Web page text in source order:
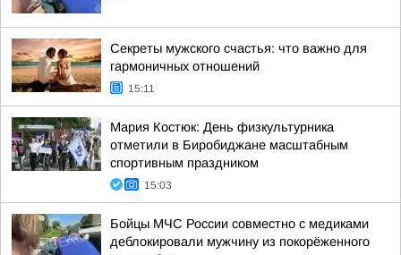
Секреты мужского счастья: что важно для
гармоничных отношений
15:11
Мария Костюк: День физкультурника
отметили в Биробиджане масштабным
спортивным праздником
15:03
Бойцы МЧС России совместно с медиками
деблокировали мужчину из покорёженного